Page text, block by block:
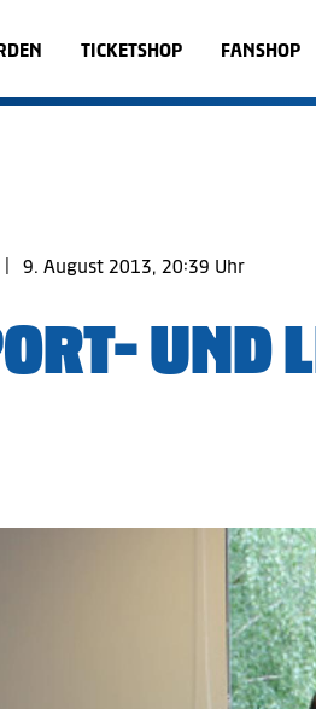
TICKETSHOP FANSHOP
9. August 2013, 20:39 Uhr
UND